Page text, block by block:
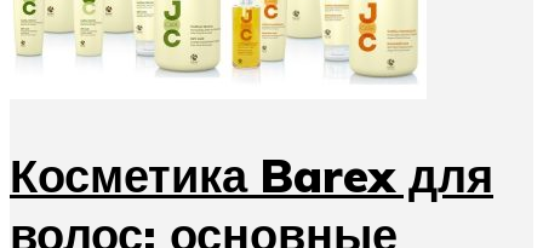
Косметика Barex для
волос: основные